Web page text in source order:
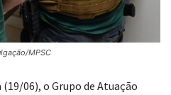
MPSC
06), o Grupo de Atuação